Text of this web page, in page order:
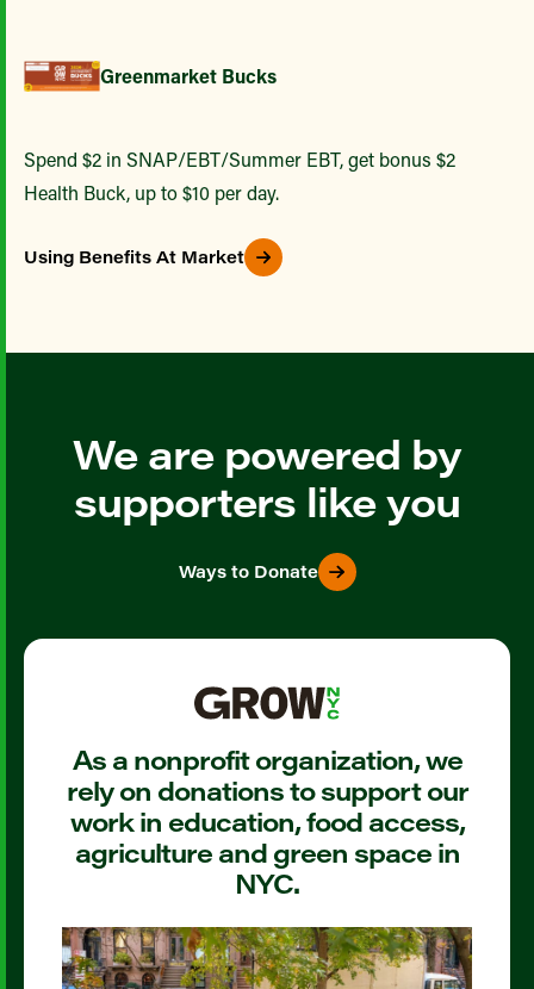
Greenmarket Bucks
Spend $2 in SNAP/EBT/Summer EBT, get bonus $2
Health Buck, up to $10 per day.
Using Benefits At Market
We are powered by
supporters like you
Ways to Donate
As a nonprofit organization, we
rely on donations to support our
work in education, food access,
agriculture and green space in
NYC.